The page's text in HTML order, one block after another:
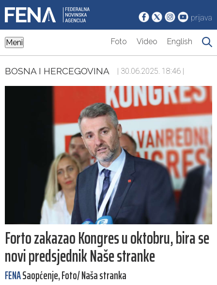
prijava
Meni Foto Video English
BOSNA I HERCEGOVINA | 30.06.2025. 18:46 |
Forto zakazao Kongres u oktobru, bira se
novi predsjednik Naše stranke
FENASaopćenje, Foto/ Naša stranka